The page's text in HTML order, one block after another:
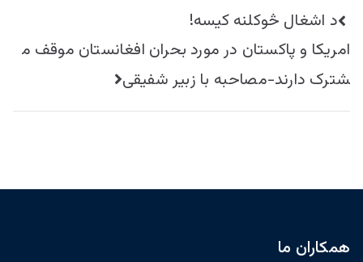
راهبری
نوشته
د اشغال څوکلنه کيسه!
امریکا و پاکستان در مورد بحران افغانستان موقف م
شترک دارند-مصاحبه با زبیر شفیقی
همکاران ما